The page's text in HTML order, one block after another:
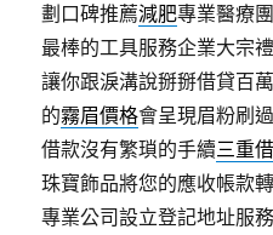
劃口碑推薦減肥專業醫療
最棒的工具服務企業大宗
讓你跟淚溝說掰掰借貸百
的霧眉價格會呈現眉粉刷
借款沒有繁瑣的手續三重
珠寶飾品將您的應收帳款
專業公司設立登記地址服